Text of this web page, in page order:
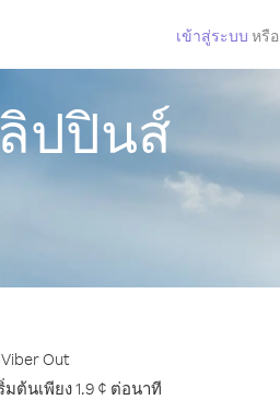
เข้าสู่ระบบ หรือ
ปปินส์
Out
ต้นเพียง 1.9 ¢ ต่อนาที